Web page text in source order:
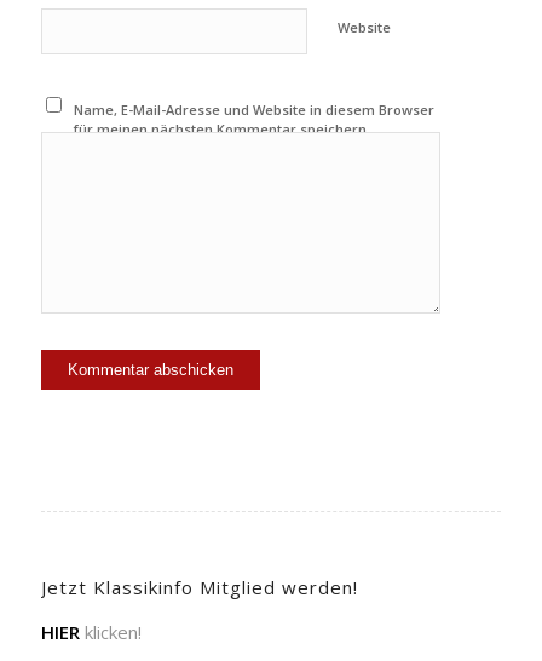
Website
Name, E-Mail-Adresse und Website in diesem Browser
für meinen nächsten Kommentar speichern.
Jetzt Klassikinfo Mitglied werden!
HIER klicken!